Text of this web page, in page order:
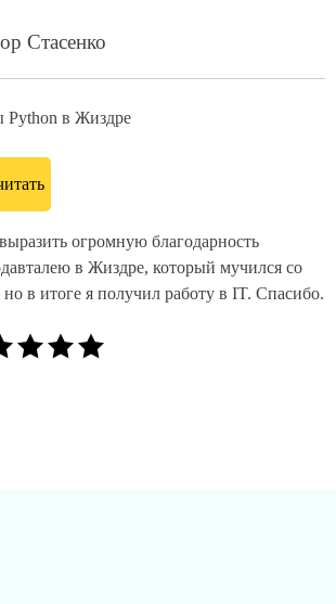
Стасенко
Python в Жиздре
огромную благодарность
в Жиздре, который мучился со
в итоге я получил работу в IT. Спасибо.